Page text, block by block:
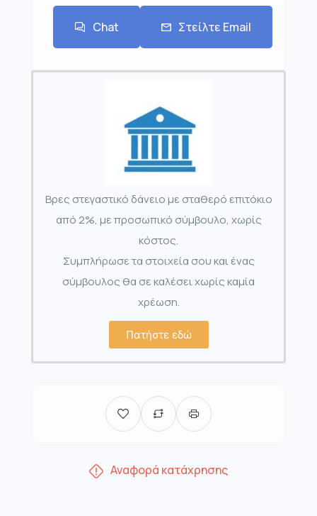
Chat Στείλτε Email
Βρες στεγαστικό δάνειο με σταθερό επιτόκιο
από 2%, με προσωπικό σύμβουλο, χωρίς
κόστος.
Συμπλήρωσε τα στοιχεία σου και ένας
σύμβουλος θα σε καλέσει χωρίς καμία
χρέωση.
Πατήστε εδώ
Αναφορά κατάχρησης